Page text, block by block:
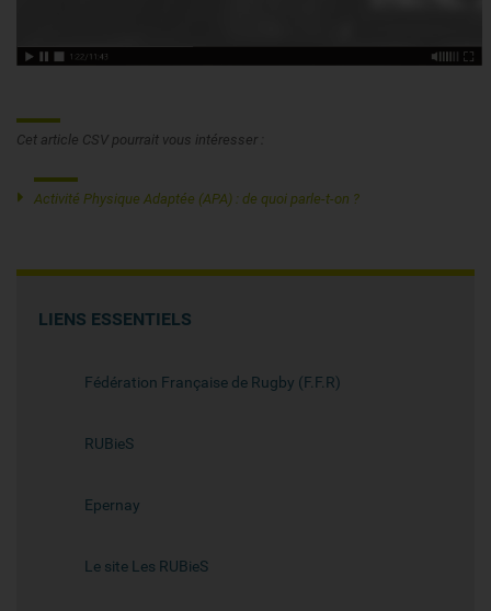
Cet article CSV pourrait vous intéresser :
Activité Physique Adaptée (APA) : de quoi parle-t-on ?
LIENS ESSENTIELS
Fédération Française de Rugby (F.F.R)
RUBieS
Epernay
Le site Les RUBieS